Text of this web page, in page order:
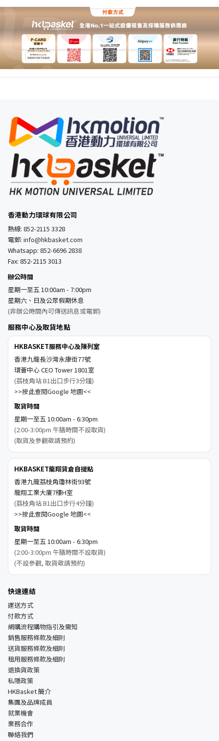
香港動力環球有限公司
熱線: 852-2115 3328
電郵: info@hkbasket.com
Whatsapp: 852-6696 2838
Fax: 852-2115 3013
辦公時間
星期一至五 10:00am - 7:00pm
星期六、日及公眾假期休息
(非辦公時間內可傳送訊息或電郵)
服務中心及取貨地點
HKBASKET服務中心及陳列室
香港九龍長沙灣永康街77號
環薈中心 CEO Tower 1801室
(荔枝角站 B1出口步行3分鐘)
>>按此查閱Google 地圖<<
取貨時間
星期一至五 10:00am - 6:30pm
(2:00-3:00pm 午膳時間不設取貨)
(取貨及參觀敬請預約)
HKBASKET龍翔貨倉自提點
香港九龍荔枝角瓊林街93號
龍翔工業大廈7樓H室
(荔枝角站 B1出口步行4分鐘)
>>按此查閱Google 地圖<<
取貨時間
星期一至五 10:00am - 6:30pm
(2:00-3:00pm 午膳時間不設取貨)
(不設參觀, 取貨敬請預約)
快速連結
運送方式
付款方式
網購流程購物指引及需知
銷售服務條款及細則
送貨服務條款及細則
租用服務條款及細則
退換貨政策
私隱政策
HKBasket 簡介
集團及品牌成員
就業機會
業務合作
聯絡我們